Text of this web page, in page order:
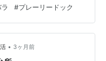
#プレーリードック
• 3ヶ月前